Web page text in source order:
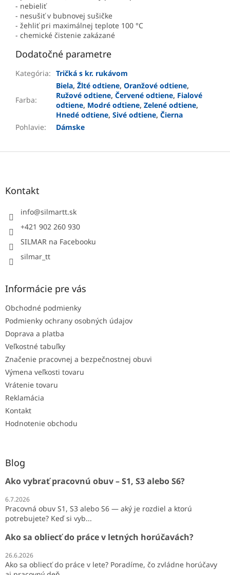
- nebieliť
- nesušiť v bubnovej sušičke
- žehliť pri maximálnej teplote 100 °C
- chemické čistenie zakázané
Dodatočné parametre
Kategória: Tričká s kr. rukávom
Farba:
Biela, Žlté odtiene, Oranžové odtiene,
Ružové odtiene, Červené odtiene, Fialové
odtiene, Modré odtiene, Zelené odtiene,
Hnedé odtiene, Sivé odtiene, Čierna
Pohlavie: Dámske
Z
Kontakt
info@silmartt.sk
+421 902 260 930
SILMAR na Facebooku
silmar_tt
Informácie pre vás
Obchodné podmienky
Podmienky ochrany osobných údajov
Doprava a platba
Veľkostné tabuľky
Značenie pracovnej a bezpečnostnej obuvi
Výmena veľkosti tovaru
Vrátenie tovaru
Reklamácia
Kontakt
Hodnotenie obchodu
Blog
Ako vybrať pracovnú obuv – S1, S3 alebo S6?
6.7.2026
Pracovná obuv S1, S3 alebo S6 — aký je rozdiel a ktorú
potrebujete? Keď si vyb...
Ako sa obliecť do práce v letných horúčavách?
26.6.2026
Ako sa obliecť do práce v lete? Poradíme, čo zvládne horúčavy